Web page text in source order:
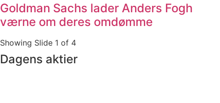
Goldman Sachs lader Anders Fogh
værne om deres omdømme
Showing Slide 1 of 4
Dagens aktier